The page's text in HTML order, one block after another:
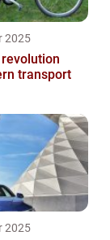
2025
revolution
transport
2025